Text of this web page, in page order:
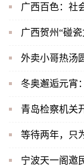
广西百色：社
广西贺州“碰
外卖小哥热汤
冬奥邂逅元宵
青岛检察机关
等待两年，只
宁波天一阁邀